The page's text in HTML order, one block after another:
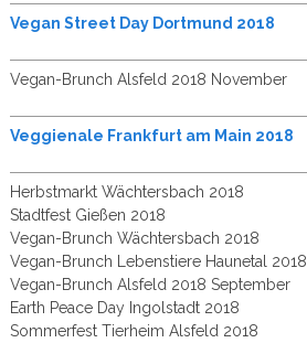
Vegan Street Day Dortmund 2018
Vegan-Brunch Alsfeld 2018 November
Veggienale Frankfurt am Main 2018
Herbstmarkt Wächtersbach 2018
Stadtfest Gießen 2018
Vegan-Brunch Wächtersbach 2018
Vegan-Brunch Lebenstiere Haunetal 2018
Vegan-Brunch Alsfeld 2018 September
Earth Peace Day Ingolstadt 2018
Sommerfest Tierheim Alsfeld 2018